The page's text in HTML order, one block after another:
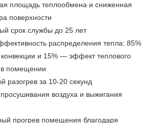
площадь теплообмена и сниженная
поверхности
срок службы до 25 лет
распределения тепла: 85%
и 15% — эффект теплового
в помещении
разогрев за 10-20 секунд
воздуха и выжигания
прогрев помещения благодаря